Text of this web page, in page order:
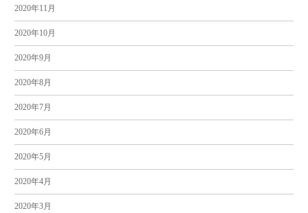
2020年11月
2020年10月
2020年9月
2020年8月
2020年7月
2020年6月
2020年5月
2020年4月
2020年3月